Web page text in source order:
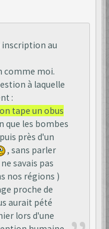
inscription au
comme moi.
à laquelle
:
tape un obus
que les bombes
près d'un
, sans parler
savais pas
nos régions )
proche de
aurait pété
lors d'une